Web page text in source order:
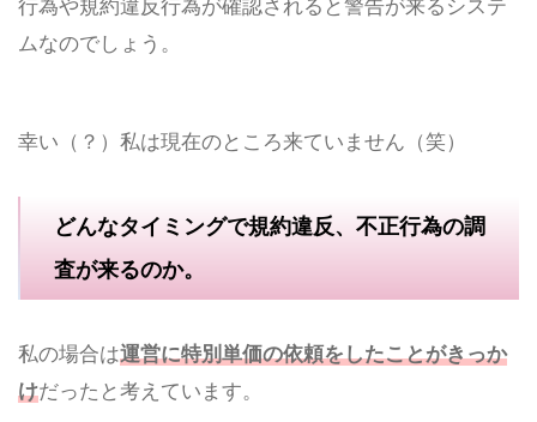
行為や規約違反行為が確認されると警告が来るシステ
ムなのでしょう。
幸い（？）私は現在のところ来ていません（笑）
どんなタイミングで規約違反、不正行為の調
査が来るのか。
私の場合は運営に特別単価の依頼をしたことがきっか
けだったと考えています。